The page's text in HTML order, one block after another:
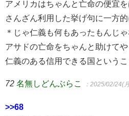
アメリカはちゃんと亡命の便宜
さんざん利用した挙げ句に一方
＊じゃ仁義も何もあったもんじ
アサドの亡命をちゃんと助けて
仁義のある信用できる国という
72 名無しどんぶらこ ：2025/02/24(
>>68